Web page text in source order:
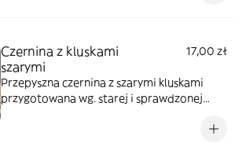
Czernina z kluskami
szarymi
17,00 zł
Przepyszna czernina z szarymi kluskami
przygotowana wg. starej i sprawdzonej